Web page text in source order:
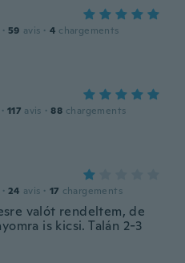
· 59 avis · 4 chargements
· 117 avis · 88 chargements
· 24 avis · 17 chargements
valót rendeltem, de
is kicsi. Talán 2-3